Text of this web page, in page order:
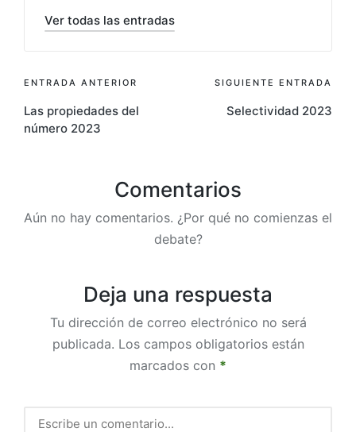
Ver todas las entradas
ENTRADA ANTERIOR
Las propiedades del
número 2023
SIGUIENTE ENTRADA
Selectividad 2023
Comentarios
Aún no hay comentarios. ¿Por qué no comienzas el
debate?
Deja una respuesta
Tu dirección de correo electrónico no será
publicada. Los campos obligatorios están
marcados con *